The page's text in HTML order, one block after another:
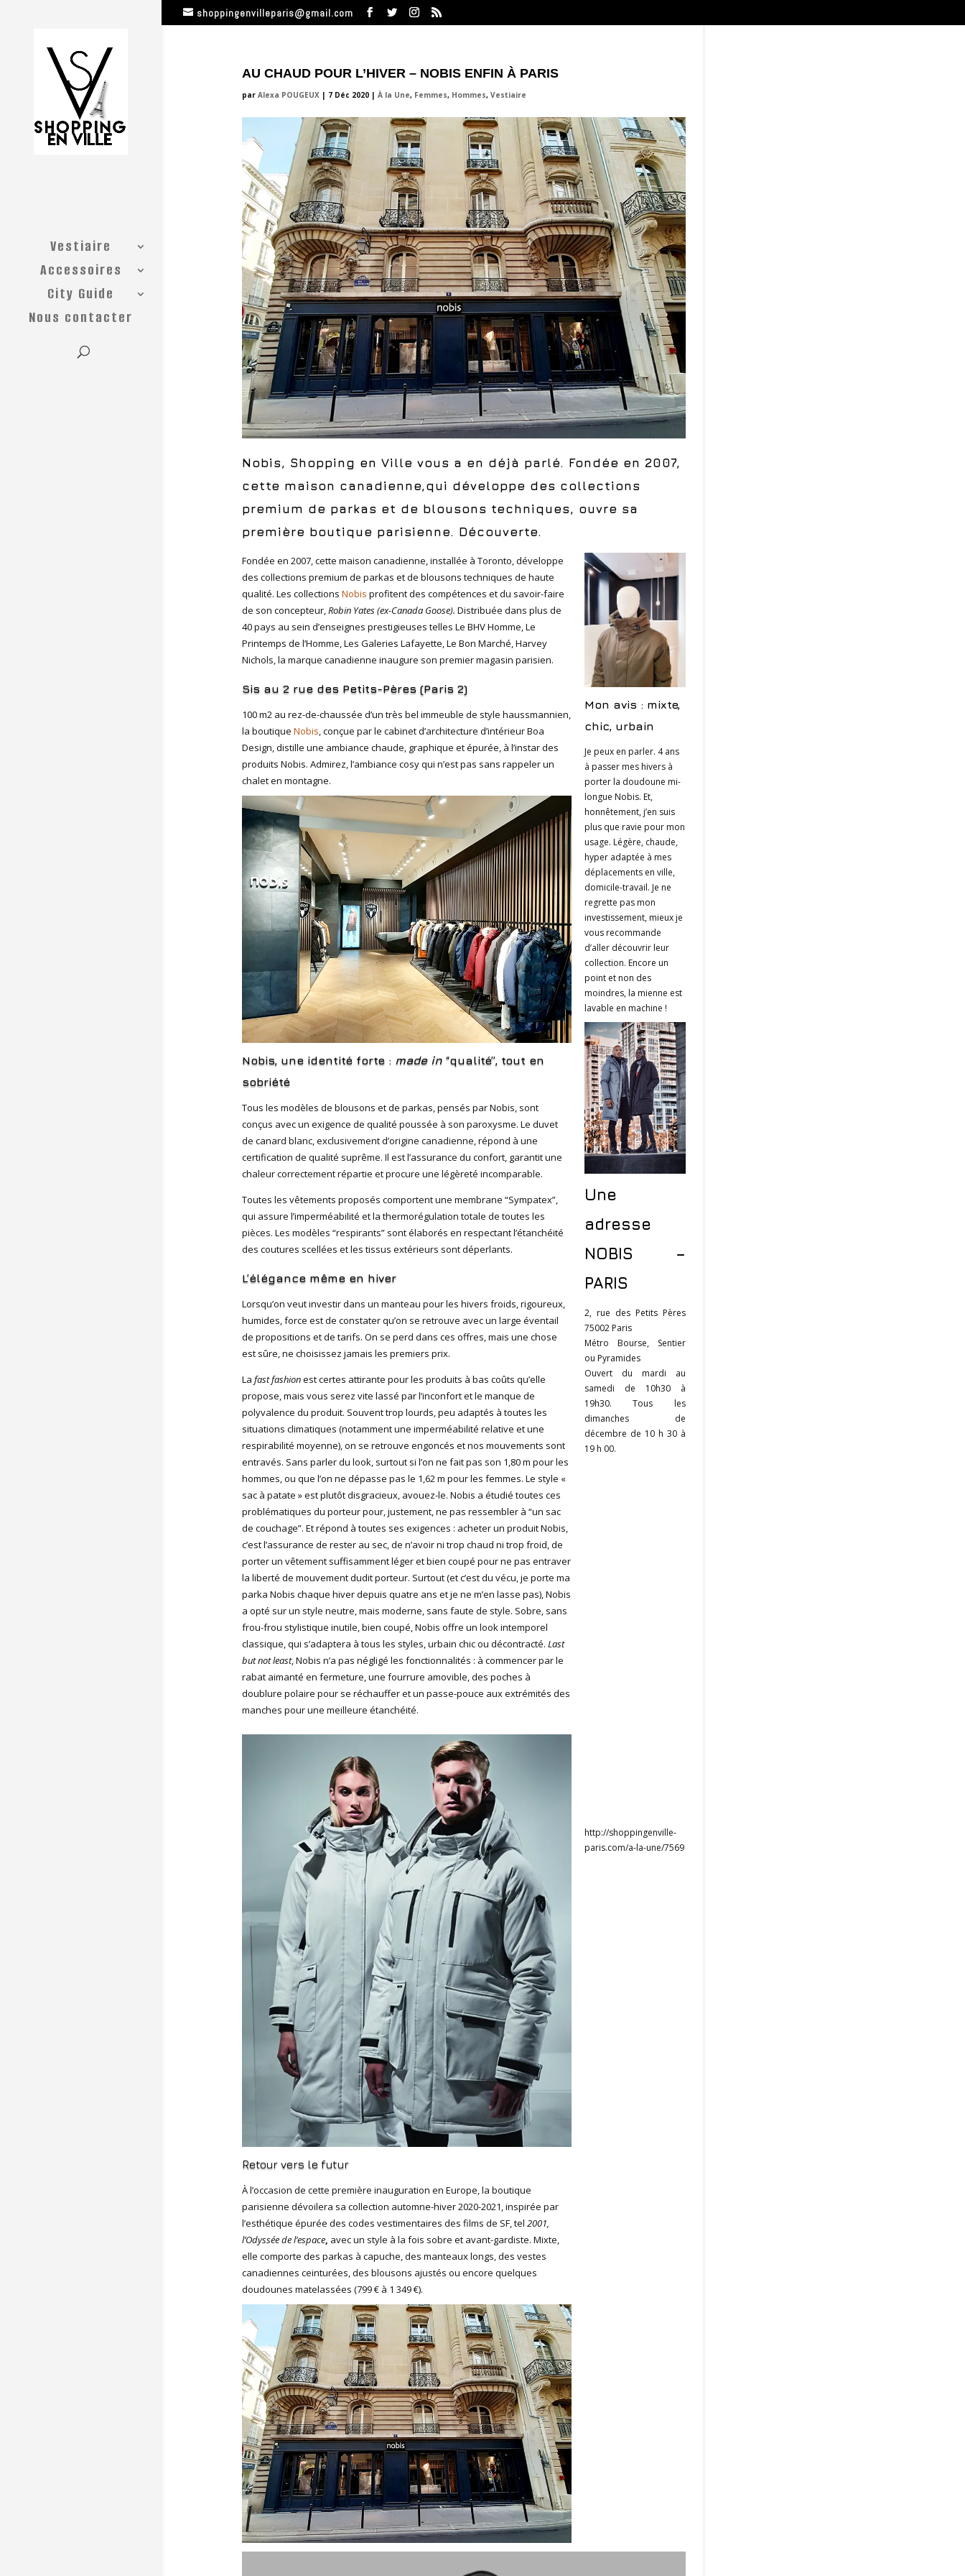
shoppingenvilleparis@gmail.com
Vestiaire
Accessoires
City Guide
Nous contacter
AU CHAUD POUR L’HIVER – NOBIS ENFIN À PARIS
par Alexa POUGEUX| 7 Déc 2020| À la Une, Femmes, Hommes, Vestiaire
Nobis, Shopping en Ville vous a en déjà parlé. Fondée en 2007,
cette maison canadienne,qui développe des collections
premium de parkas et de blousons techniques, ouvre sa
première boutique parisienne. Découverte.
Fondée en 2007, cette maison canadienne, installée à Toronto, développe
des collections premium de parkas et de blousons techniques de haute
qualité. Les collections Nobis profitent des compétences et du savoir-faire
de son concepteur, Robin Yates (ex-Canada Goose). Distribuée dans plus de
40 pays au sein d’enseignes prestigieuses telles Le BHV Homme, Le
Printemps de l’Homme, Les Galeries Lafayette, Le Bon Marché, Harvey
Nichols, la marque canadienne inaugure son premier magasin parisien.
Sis au 2 rue des Petits-Pères (Paris 2)
100 m2 au rez-de-chaussée d’un très bel immeuble de style haussmannien,
la boutique Nobis , conçue par le cabinet d’architecture d’intérieur Boa
Design, distille une ambiance chaude, graphique et épurée, à l’instar des
produits Nobis. Admirez, l’ambiance cosy qui n’est pas sans rappeler un
chalet en montagne.
Nobis, une identité forte : made in“qualité”, tout en
sobriété
Tous les modèles de blousons et de parkas, pensés par Nobis, sont
conçus avec un exigence de qualité poussée à son paroxysme. Le duvet
de canard blanc, exclusivement d’origine canadienne, répond à une
certification de qualité suprême. Il est l’assurance du confort, garantit une
chaleur correctement répartie et procure une légèreté incomparable.
Toutes les vêtements proposés comportent une membrane “Sympatex”,
qui assure l’imperméabilité et la thermorégulation totale de toutes les
pièces. Les modèles “respirants” sont élaborés en respectant l’étanchéité
des coutures scellées et les tissus extérieurs sont déperlants.
L’élégance même en hiver
Lorsqu’on veut investir dans un manteau pour les hivers froids, rigoureux,
humides, force est de constater qu’on se retrouve avec un large éventail
de propositions et de tarifs. On se perd dans ces offres, mais une chose
est sûre, ne choisissez jamais les premiers prix.
La fast fashionest certes attirante pour les produits à bas coûts qu’elle
propose, mais vous serez vite lassé par l’inconfort et le manque de
polyvalence du produit. Souvent trop lourds, peu adaptés à toutes les
situations climatiques (notamment une imperméabilité relative et une
respirabilité moyenne), on se retrouve engoncés et nos mouvements sont
entravés. Sans parler du look, surtout si l’on ne fait pas son 1,80 m pour les
hommes, ou que l’on ne dépasse pas le 1,62 m pour les femmes. Le style «
sac à patate » est plutôt disgracieux, avouez-le. Nobis a étudié toutes ces
problématiques du porteur pour, justement, ne pas ressembler à “un sac
de couchage”. Et répond à toutes ses exigences : acheter un produit Nobis,
c’est l’assurance de rester au sec, de n’avoir ni trop chaud ni trop froid, de
porter un vêtement suffisamment léger et bien coupé pour ne pas entraver
la liberté de mouvement dudit porteur. Surtout (et c’est du vécu, je porte ma
parka Nobis chaque hiver depuis quatre ans et je ne m’en lasse pas), Nobis
a opté sur un style neutre, mais moderne, sans faute de style. Sobre, sans
frou-frou stylistique inutile, bien coupé, Nobis offre un look intemporel
classique, qui s’adaptera à tous les styles, urbain chic ou décontracté. Last
but not least, Nobis n’a pas négligé les fonctionnalités : à commencer par le
rabat aimanté en fermeture, une fourrure amovible, des poches à
doublure polaire pour se réchauffer et un passe-pouce aux extrémités des
manches pour une meilleure étanchéité.
Retour vers le futur
À l’occasion de cette première inauguration en Europe, la boutique
parisienne dévoilera sa collection automne-hiver 2020-2021, inspirée par
l’esthétique épurée des codes vestimentaires des films de SF, tel 2001,
l’Odyssée de l’espace, avec un style à la fois sobre et avant-gardiste. Mixte,
elle comporte des parkas à capuche, des manteaux longs, des vestes
canadiennes ceinturées, des blousons ajustés ou encore quelques
doudounes matelassées (799 € à 1 349 €).
Mon avis : mixte,
chic, urbain
Je peux en parler. 4 ans
à passer mes hivers à
porter la doudoune mi-
longue Nobis. Et,
honnêtement, j’en suis
plus que ravie pour mon
usage. Légère, chaude,
hyper adaptée à mes
déplacements en ville,
domicile-travail. Je ne
regrette pas mon
investissement, mieux je
vous recommande
d’aller découvrir leur
collection. Encore un
point et non des
moindres, la mienne est
lavable en machine !
Une
adresse
NOBIS –
PARIS
2, rue des Petits Pères
75002 Paris
Métro Bourse, Sentier
ou Pyramides
Ouvert du mardi au
samedi de 10h30 à
19h30. Tous les
dimanches de
décembre de 10 h 30 à
19 h 00.
http://shoppingenville-
paris.com/a-la-une/7569